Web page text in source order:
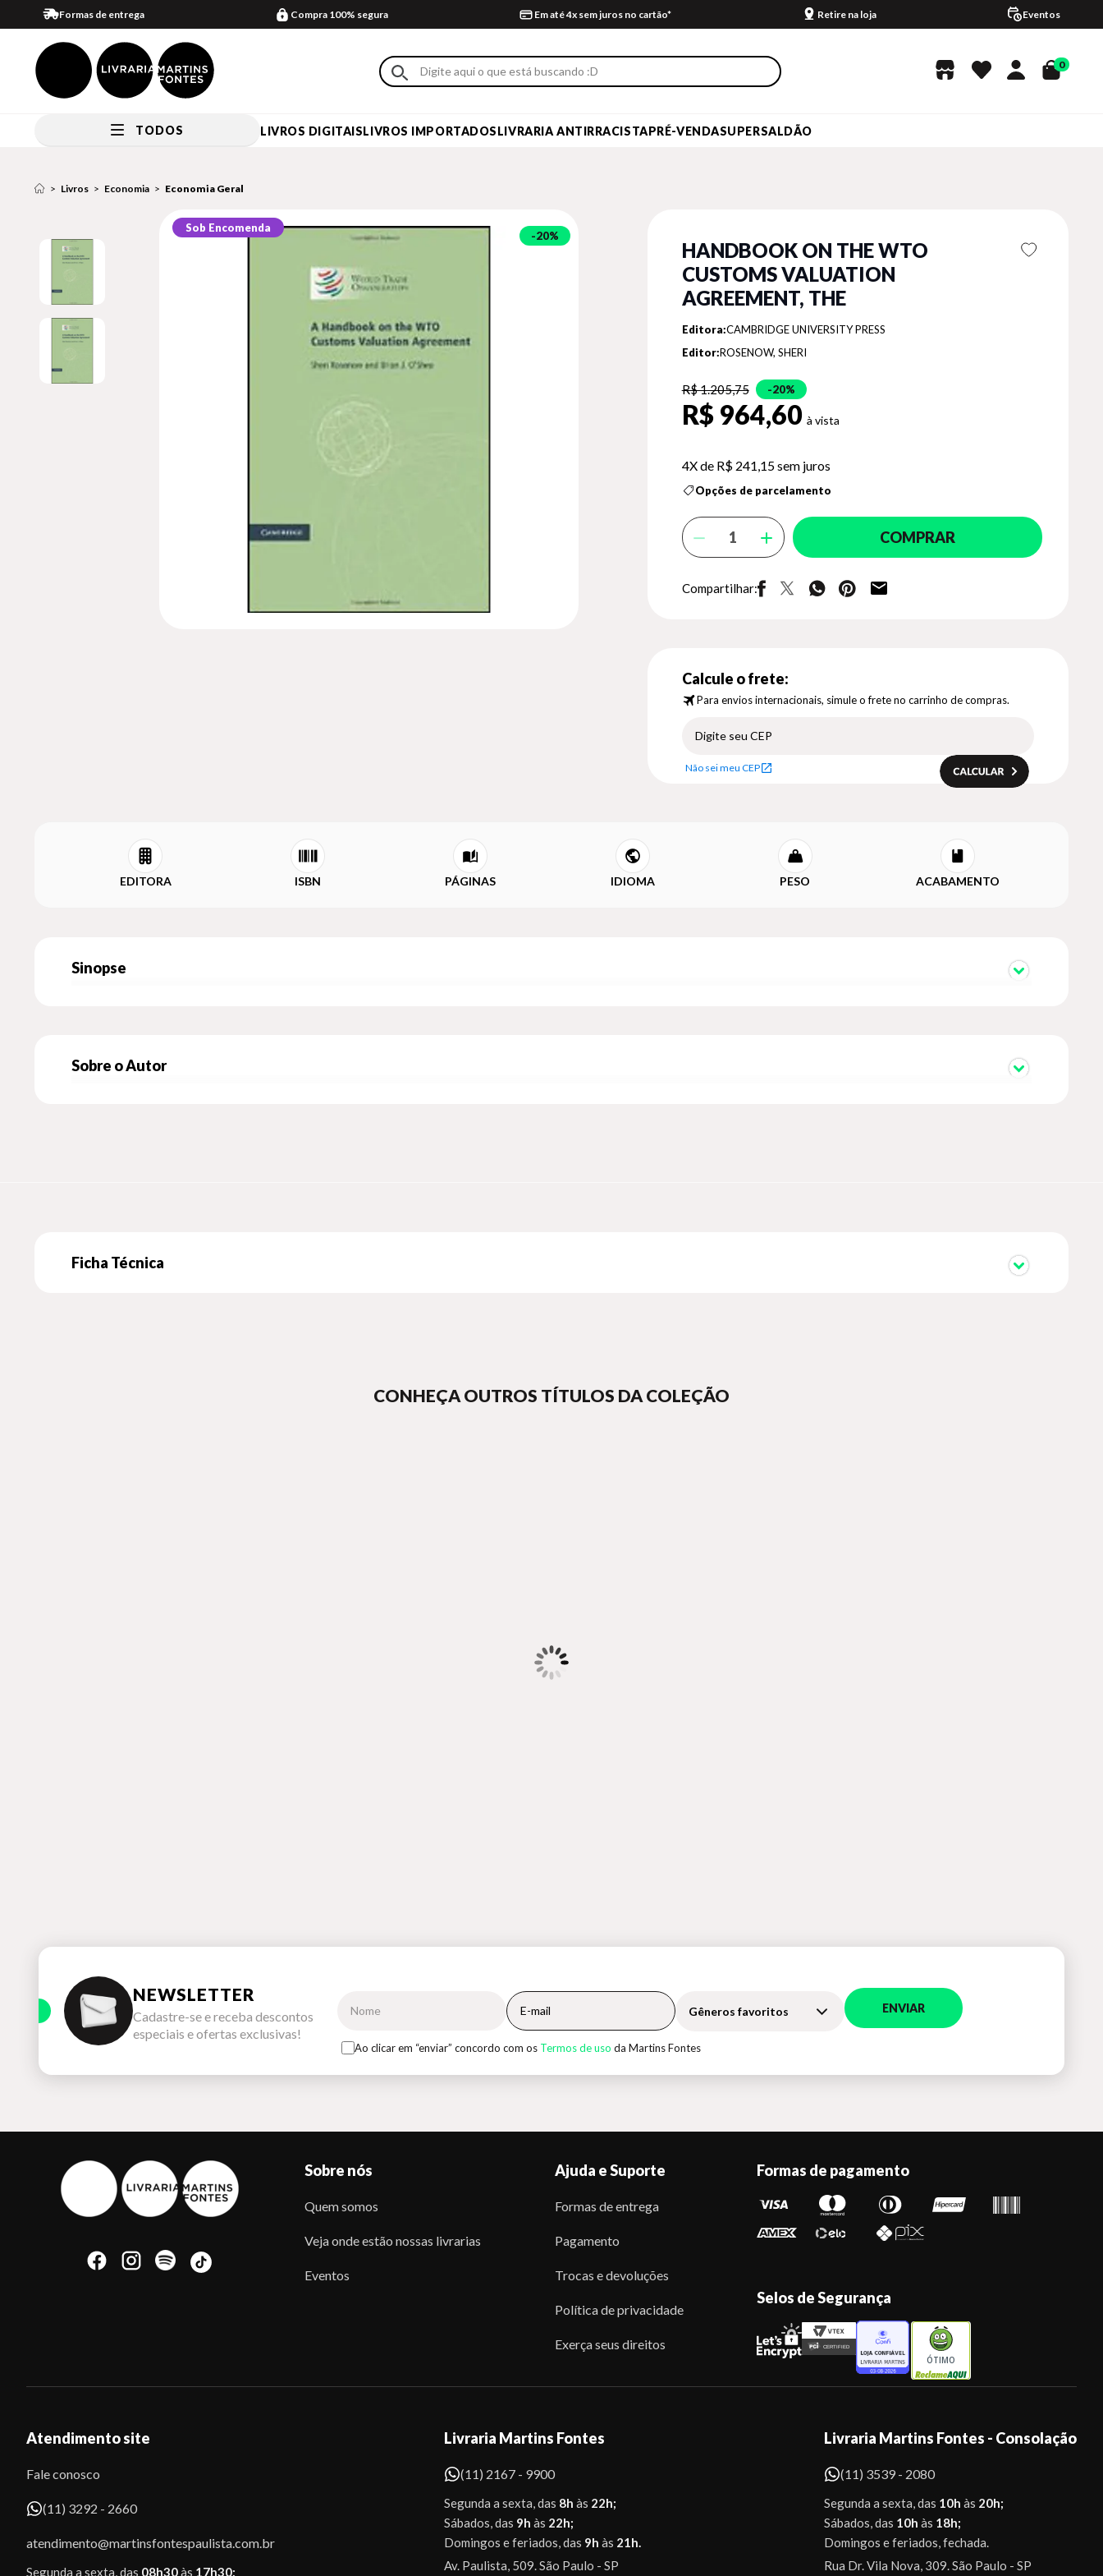
Formas de entrega Compra 100% segura Em até 4x sem juros no cartão* Retire na loja Eventos
0
TODOS LIVROS DIGITAISLIVROS IMPORTADOSLIVRARIA ANTIRRACISTAPRÉ-VENDASUPERSALDÃO
Livros Economia Economia Geral
Sob Encomenda
20%
HANDBOOK ON THE WTO
CUSTOMS VALUATION
AGREEMENT, THE
Editora:CAMBRIDGE UNIVERSITY PRESS
Editor:ROSENOW, SHERI
R$ 1.205,75 20%
R$ 964,60
4X de R$ 241,15sem juros
Opções de parcelamento
COMPRAR
Compartilhar:
Calcule o frete:
Para envios internacionais, simule o frete no carrinho de compras.
Não sei meu CEP
EDITORA ISBN PÁGINAS IDIOMA PESO ACABAMENTO
Sinopse
Sobre o Autor
Ficha Técnica
CONHEÇA OUTROS TÍTULOS DA COLEÇÃO
NEWSLETTER
Cadastre-se e receba descontos
especiais e ofertas exclusivas!
Gêneros favoritos ENVIAR
Ao clicar em “enviar” concordo com os Termos de uso da Martins Fontes
Sobre nós
Quem somos
Veja onde estão nossas livrarias
Eventos
Ajuda e Suporte
Formas de entrega
Pagamento
Trocas e devoluções
Política de privacidade
Exerça seus direitos
Formas de pagamento
Selos de Segurança
ÓTIMO
Atendimento site
Fale conosco
(11) 3292 - 2660
atendimento@martinsfontespaulista.com.br
Segunda a sexta, das 08h30às 17h30;
Livraria Martins Fontes
(11) 2167 - 9900
Segunda a sexta, das 8h às 22h;
Sábados, das 9h às 22h;
Domingos e feriados, das 9h às 21h.
Av. Paulista, 509. São Paulo - SP
Livraria Martins Fontes - Consolação
(11) 3539 - 2080
Segunda a sexta, das 10h às 20h;
Sábados, das 10h às 18h;
Domingos e feriados, fechada.
Rua Dr. Vila Nova, 309. São Paulo - SP